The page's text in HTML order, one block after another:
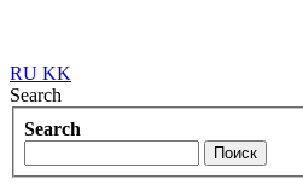
RU KK
Search
Search